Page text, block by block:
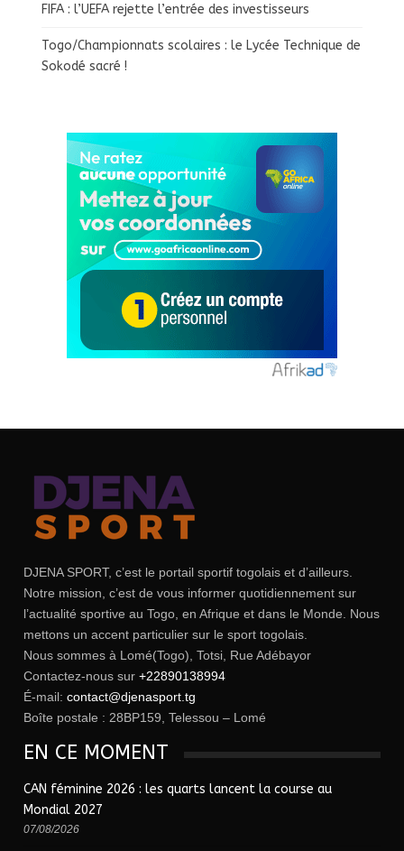
FIFA : l’UEFA rejette l’entrée des investisseurs
Togo/Championnats scolaires : le Lycée Technique de
Sokodé sacré !
DJENA SPORT, c’est le portail sportif togolais et d’ailleurs.
Notre mission, c’est de vous informer quotidiennement sur
l’actualité sportive au Togo, en Afrique et dans le Monde. Nous
mettons un accent particulier sur le sport togolais.
Nous sommes à Lomé(Togo), Totsi, Rue Adébayor
Contactez-nous sur +22890138994
É-mail: contact@djenasport.tg
Boîte postale : 28BP159, Telessou – Lomé
EN CE MOMENT
CAN féminine 2026 : les quarts lancent la course au
Mondial 2027
07/08/2026